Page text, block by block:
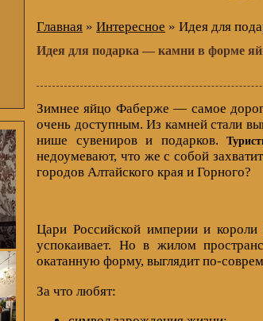
Главная » Интересное » Идея для
Идея для подарка — камни в форме
Зимнее яйцо Фаберже — самое
очень доступным. Из камней стали
нише сувениров и подарков.
недоумевают, что же с собой
городов Алтайского края и Горного?
Цари Российской империи и
успокаивает. Но в жилом
окатанную форму, выглядит по-
За что любят: